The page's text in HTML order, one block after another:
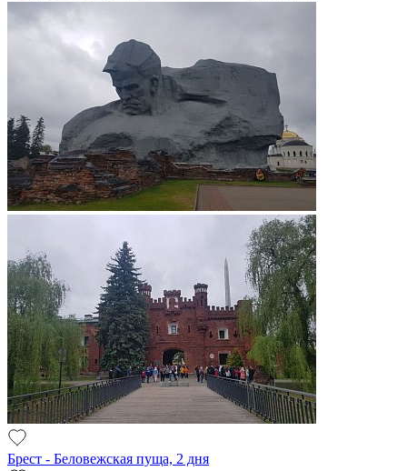
Брест - Беловежская пуща, 2 дня